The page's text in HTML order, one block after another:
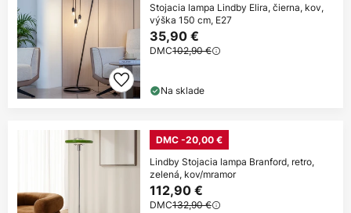
Stojacia lampa Lindby Elira, čierna, kov,
výška 150 cm, E27
35,90 €
DMC102,90 €
Na sklade
DMC -20,00 €
Lindby Stojacia lampa Branford, retro,
zelená, kov/mramor
112,90 €
DMC132,90 €